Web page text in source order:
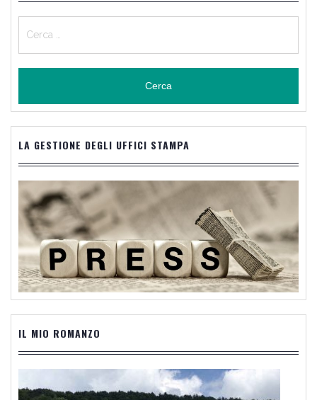
per:
LA GESTIONE DEGLI UFFICI STAMPA
IL MIO ROMANZO